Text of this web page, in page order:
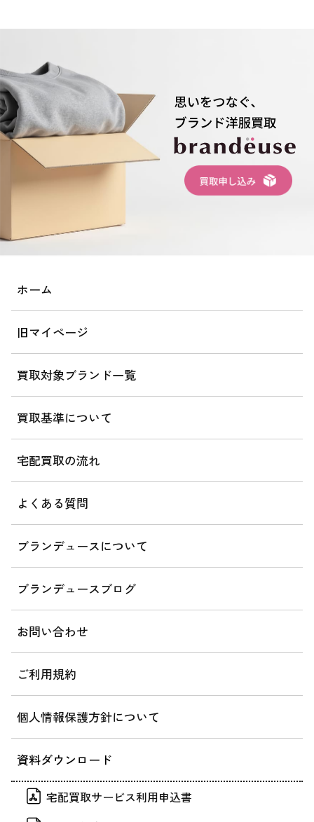
ホーム
旧マイページ
買取対象ブランド一覧
買取基準について
宅配買取の流れ
よくある質問
ブランデュースについて
ブランデュースブログ
お問い合わせ
ご利用規約
個人情報保護方針について
資料ダウンロード
宅配買取サービス利用申込書